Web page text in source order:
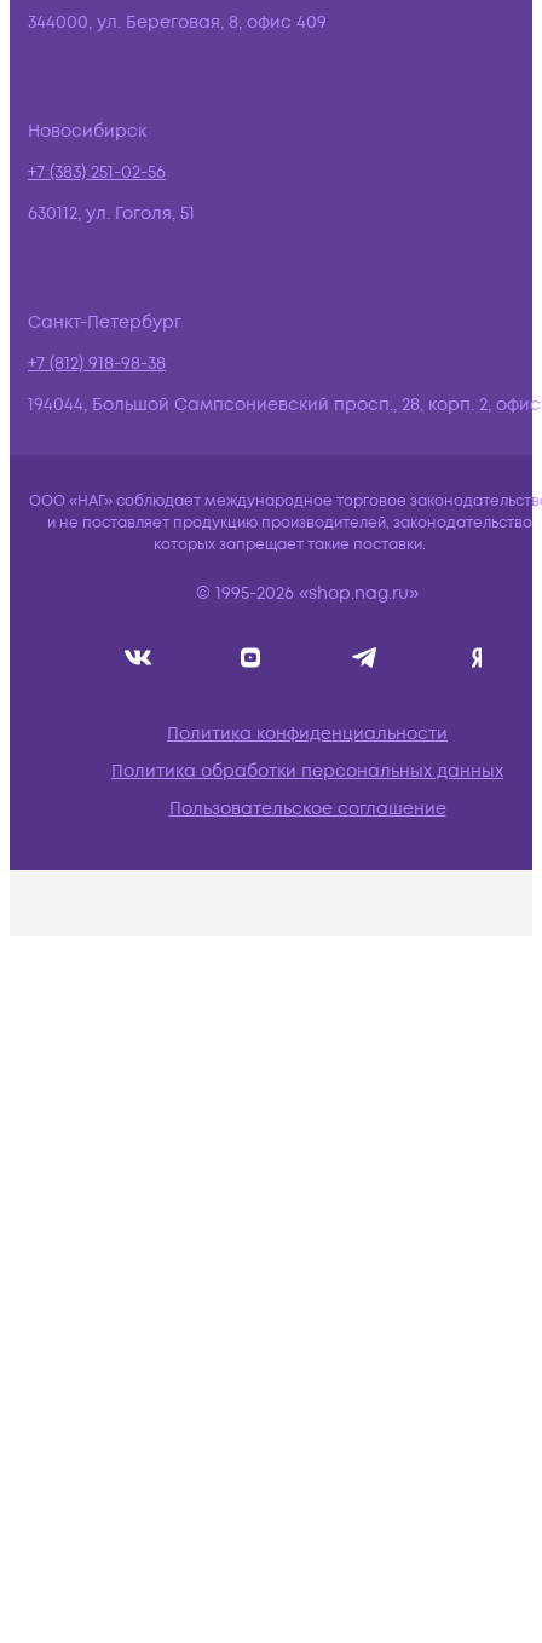
344000, ул. Береговая, 8, офис 409
Новосибирск
+7 (383) 251-02-56
630112, ул. Гоголя, 51
Санкт-Петербург
+7 (812) 918-98-38
194044, Большой Сампсониевский просп., 28, корп. 2,
ООО «НАГ» соблюдает международное торговое
и не поставляет продукцию производителей, законодательство
которых запрещает такие поставки.
© 1995-2026 «shop.nag.ru»
Политика конфиденциальности
Политика обработки персональных данных
Пользовательское соглашение